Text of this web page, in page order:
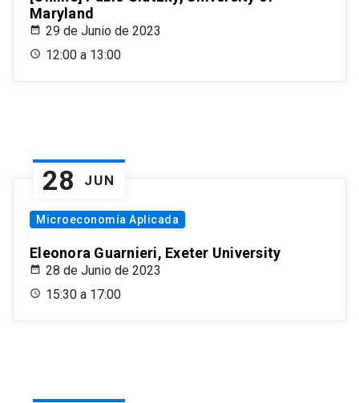
Maryland
29 de Junio de 2023
12:00 a 13:00
28 JUN
Microeconomía Aplicada
Eleonora Guarnieri, Exeter University
28 de Junio de 2023
15:30 a 17:00